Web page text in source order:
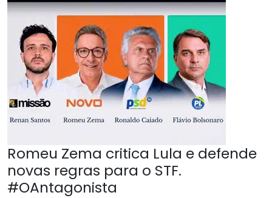
Romeu Zema critica Lula e defende
novas regras para o STF.
#OAntagonista